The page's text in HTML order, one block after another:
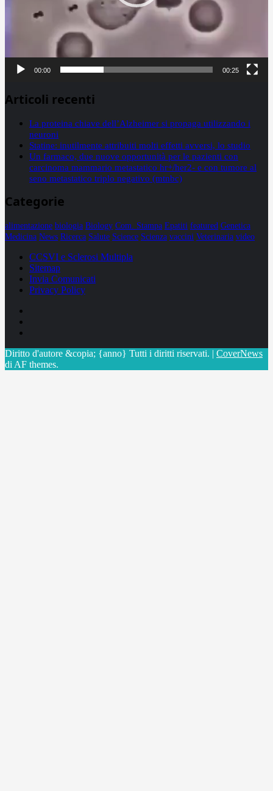
00:00 00:25
Articoli recenti
La proteina chiave dell’Alzheimer si propaga utilizzando i
neuroni
Statine: inutilmente attribuiti molti effetti avversi, lo studio
Un farmaco, due nuove opportunità per le pazienti con
carcinoma mammario metastatico hr+/her2- e con tumore al
seno metastatico triplo negativo (mtnbc)
Categorie
alimentazione biologia Biology Com. Stampa Epatiti featured Genetica
Medicina News Ricerca Salute Science Scienza vaccini Veterinaria video
CCSVI e Sclerosi Multipla
Sitemap
Invia Comunicati
Privacy Policy
Diritto d'autore &copia; {anno} Tutti i diritti riservati. | CoverNews
di AF themes.